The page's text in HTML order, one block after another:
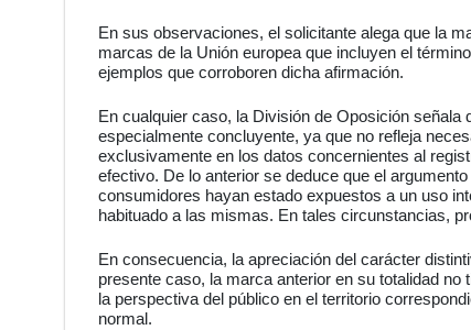
En sus observaciones, el solicitante alega que la
marcas de la Unión europea que incluyen el
ejemplos que corroboren dicha afirmación.
En cualquier caso, la División de Oposición señala
especialmente concluyente, ya que no refleja
exclusivamente en los datos concernientes al
efectivo. De lo anterior se deduce que el
consumidores hayan estado expuestos a un uso
habituado a las mismas. En tales circunstancias,
En consecuencia, la apreciación del carácter
presente caso, la marca anterior en su totalidad
la perspectiva del público en el territorio
normal.